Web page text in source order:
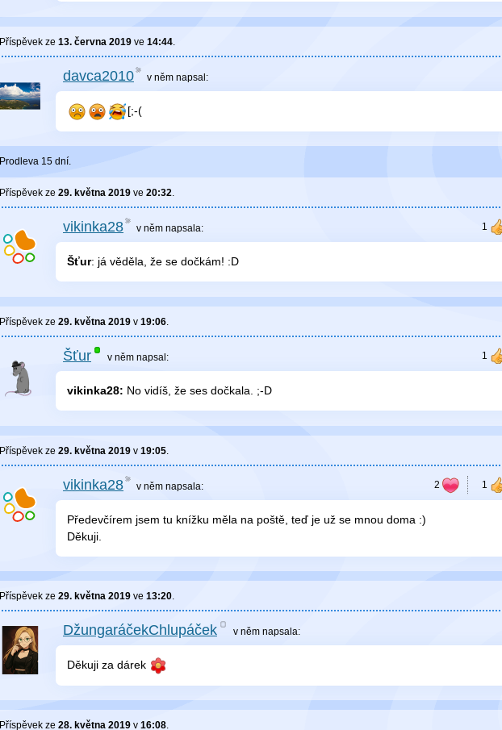
Příspěvek ze 13. června 2019 ve 14:44.
davca2010 v něm napsal:
[;-(
Prodleva 15 dní.
Příspěvek ze 29. května 2019 ve 20:32.
vikinka28 v něm napsala:
Šťur: já věděla, že se dočkám! :D
Příspěvek ze 29. května 2019 v 19:06.
Šťur v němnapsal:
vikinka28: No vidíš, že ses dočkala. ;-D
Příspěvek ze 29. května 2019 v 19:05.
vikinka28 v něm napsala:
Předevčírem jsem tu knížku měla na poště, teď je už se mnou doma :)
Děkuji.
Příspěvek ze 29. května 2019 ve 13:20.
DžungaráčekChlupáček v němnapsala:
Děkuji za dárek
Příspěvek ze 28. května 2019 v 16:08.